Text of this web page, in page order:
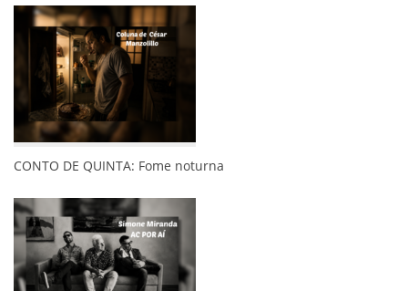
CONTO DE QUINTA: Fome noturna